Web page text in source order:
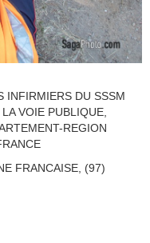
INFIRMIERS DU SSSM
VOIE PUBLIQUE,
REGION
FRANCAISE, (97)